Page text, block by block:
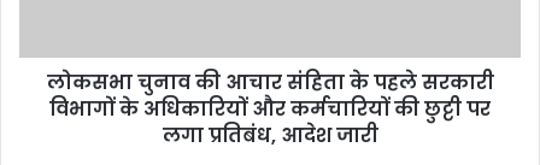
लोकसभा चुनाव की आचार संहिता के पहले सरकारी
विभागों के अधिकारियों और कर्मचारियों की छुट्टी पर
लगा प्रतिबंध, आदेश जारी